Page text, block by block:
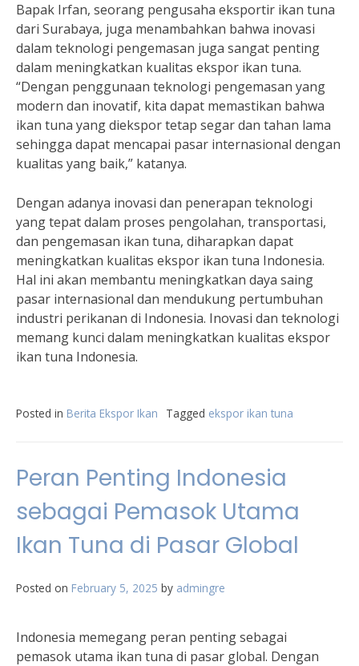
Bapak Irfan, seorang pengusaha eksportir ikan tuna
dari Surabaya, juga menambahkan bahwa inovasi
dalam teknologi pengemasan juga sangat penting
dalam meningkatkan kualitas ekspor ikan tuna.
“Dengan penggunaan teknologi pengemasan yang
modern dan inovatif, kita dapat memastikan bahwa
ikan tuna yang diekspor tetap segar dan tahan lama
sehingga dapat mencapai pasar internasional dengan
kualitas yang baik,” katanya.
Dengan adanya inovasi dan penerapan teknologi
yang tepat dalam proses pengolahan, transportasi,
dan pengemasan ikan tuna, diharapkan dapat
meningkatkan kualitas ekspor ikan tuna Indonesia.
Hal ini akan membantu meningkatkan daya saing
pasar internasional dan mendukung pertumbuhan
industri perikanan di Indonesia. Inovasi dan teknologi
memang kunci dalam meningkatkan kualitas ekspor
ikan tuna Indonesia.
Posted in Berita Ekspor Ikan Tagged ekspor ikan tuna
Peran Penting Indonesia
sebagai Pemasok Utama
Ikan Tuna di Pasar Global
Posted on February 5, 2025 by admingre
Indonesia memegang peran penting sebagai
pemasok utama ikan tuna di pasar global. Dengan